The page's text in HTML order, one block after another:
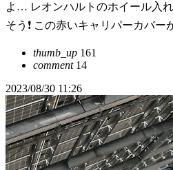
よ… レオンハルトのホイール入
そう❗️ この赤いキャリパーカバー
thumb_up 161
comment14
2023/08/30 11:26